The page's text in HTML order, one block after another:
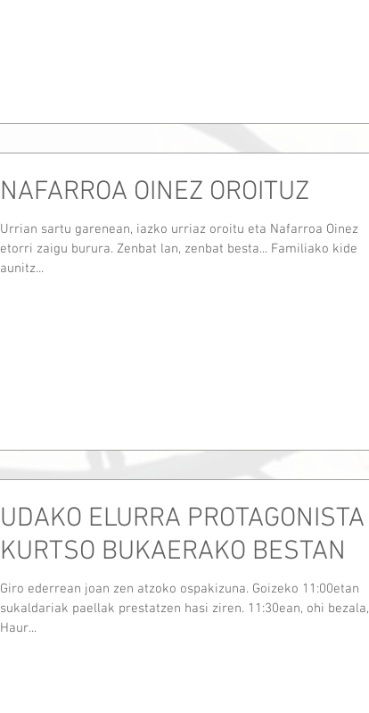
NAFARROA OINEZ OROITUZ
Urrian sartu garenean, iazko urriaz oroitu eta Nafarroa Oinez
etorri zaigu burura. Zenbat lan, zenbat besta... Familiako kide
aunitz...
UDAKO ELURRA PROTAGONISTA
KURTSO BUKAERAKO BESTAN
Giro ederrean joan zen atzoko ospakizuna. Goizeko 11:00etan
sukaldariak paellak prestatzen hasi ziren. 11:30ean, ohi bezala,
Haur...